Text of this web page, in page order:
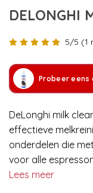
DELONGHI
5/5 (1
Probeer eens
DeLonghi milk
effectieve
onderdelen die
voor alle
Lees meer